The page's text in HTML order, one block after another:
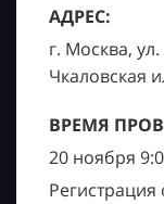
АДРЕС:
г. Москва,
Чкаловская
ВРЕМЯ
20 ноября
Регистрация